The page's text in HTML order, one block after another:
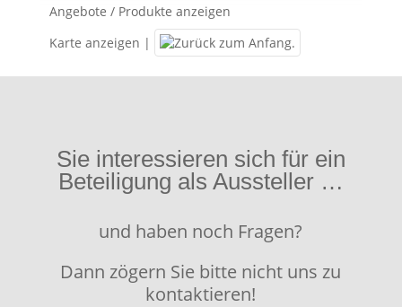
Angebote / Produkte anzeigen
Karte anzeigen |
Sie interessieren sich für ein
Beteiligung als Aussteller …
und haben noch Fragen?
Dann zögern Sie bitte nicht uns zu
kontaktieren!